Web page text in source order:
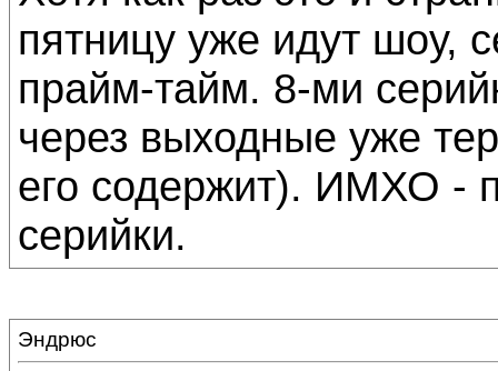
пятницу уже идут шоу,
прайм-тайм. 8-ми
через выходные уже
его содержит). ИМХО -
серийки.
Эндрюс